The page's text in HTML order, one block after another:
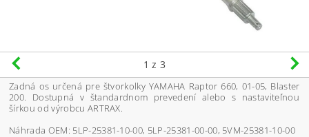
1 z 3
Zadná os určená pre štvorkolky YAMAHA Raptor 660, 01-05, Blaster
200. Dostupná v štandardnom prevedení alebo s nastaviteľnou
šírkou od výrobcu ARTRAX.
Náhrada OEM: 5LP-25381-10-00, 5LP-25381-00-00, 5VM-25381-10-00